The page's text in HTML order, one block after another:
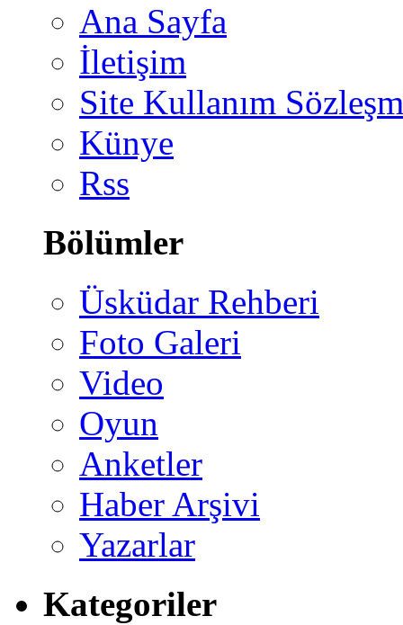
Ana Sayfa
İletişim
Site Kullanım
Künye
Rss
Bölümler
Üsküdar Rehberi
Foto Galeri
Video
Oyun
Anketler
Haber Arşivi
Yazarlar
Kategoriler